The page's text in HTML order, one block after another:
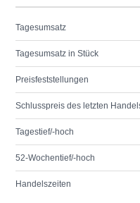
Tagesumsatz
Tagesumsatz in Stück
Preisfeststellungen
Schlusspreis des letzten
Tagestief/-hoch
52-Wochentief/-hoch
Handelszeiten